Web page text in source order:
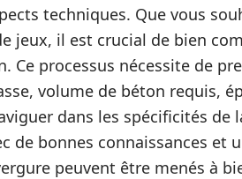
techniques. Que vous
jeux, il est crucial de bien
Ce processus nécessite de
volume de béton requis,
dans les spécificités de
de bonnes connaissances et
peuvent être menés à